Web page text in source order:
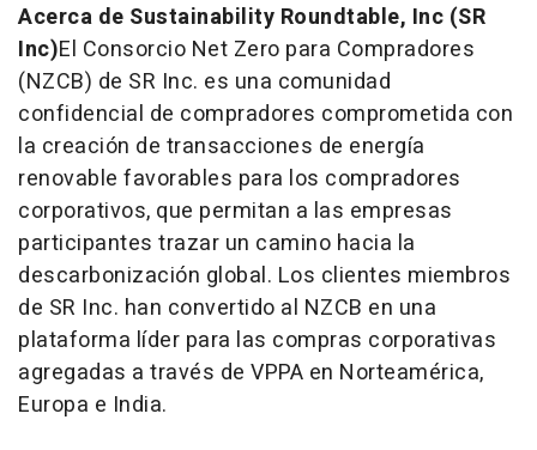
Acerca de Sustainability Roundtable, Inc (SR
Inc)El Consorcio Net Zero para Compradores
(NZCB) de SR Inc. es una comunidad
confidencial de compradores comprometida con
la creación de transacciones de energía
renovable favorables para los compradores
corporativos, que permitan a las empresas
participantes trazar un camino hacia la
descarbonización global. Los clientes miembros
de SR Inc. han convertido al NZCB en una
plataforma líder para las compras corporativas
agregadas a través de VPPA en Norteamérica,
Europa e India.